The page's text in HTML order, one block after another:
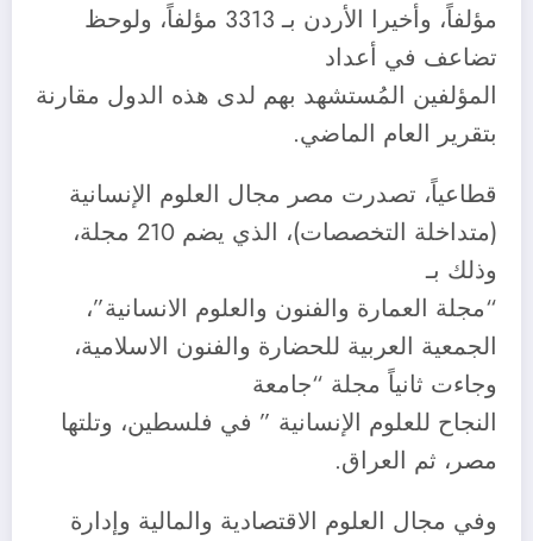
مؤلفاً، وأخيرا الأردن بـ 3313 مؤلفاً، ولوحظ
تضاعف في أعداد
المؤلفين المُستشهد بهم لدى هذه الدول مقارنة
بتقرير العام الماضي.
قطاعياً، تصدرت مصر مجال العلوم الإنسانية
(متداخلة التخصصات)، الذي يضم 210 مجلة،
وذلك بـ
“مجلة العمارة والفنون والعلوم الانسانية”،
الجمعية العربية للحضارة والفنون الاسلامية،
وجاءت ثانياً مجلة “جامعة
النجاح للعلوم الإنسانية ” في فلسطين، وتلتها
مصر، ثم العراق.
وفي مجال العلوم الاقتصادية والمالية وإدارة